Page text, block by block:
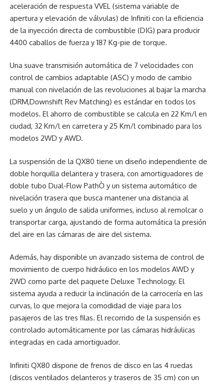
aceleración de respuesta VVEL (sistema variable de
apertura y elevación de válvulas) de Infiniti con la eficiencia
de la inyección directa de combustible (DIG) para producir
4400 caballos de fuerza y ​​187 Kg-pie de torque.
Una suave transmisión automática de 7 velocidades con
control de cambios adaptable (ASC) y modo de cambio
manual con nivelación de las revoluciones al bajar la marcha
(DRM,Downshift Rev Matching) es estándar en todos los
modelos. El ahorro de combustible se calcula en 22 Km/l en
ciudad, 32 Km/l en carretera y 25 Km/l combinado para los
modelos 2WD y AWD.
La suspensión de la QX80 tiene un diseño independiente de
doble horquilla delantera y trasera, con amortiguadores de
doble tubo Dual-Flow PathÒ y un sistema automático de
nivelación trasera que busca mantener una distancia al
suelo y un ángulo de salida uniformes, incluso al remolcar o
transportar carga, ajustando de forma automática la presión
del aire en las cámaras de aire del sistema.
Además, hay disponible un avanzado sistema de control de
movimiento de cuerpo hidráulico en los modelos AWD y
2WD como parte del paquete Deluxe Technology. El
sistema ayuda a reducir la inclinación de la carrocería en las
curvas, lo que mejora la comodidad de viaje para los
pasajeros de las tres filas. El recorrido de la suspensión es
controlado automáticamente por las cámaras hidráulicas
integradas en cada amortiguador.
Infiniti QX80 dispone de frenos de disco en las 4 ruedas
(discos ventilados delanteros y traseros de 35 cm) con un